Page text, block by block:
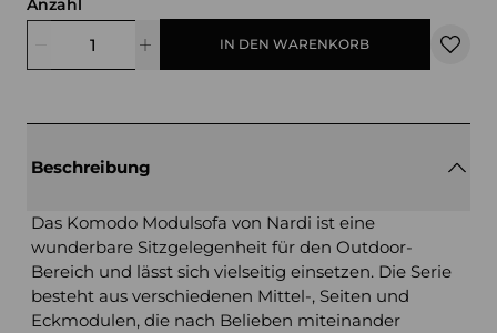
IN DEN WARENKORB
Beschreibung
Das Komodo Modulsofa von Nardi ist eine
wunderbare Sitzgelegenheit für den Outdoor-
Bereich und lässt sich vielseitig einsetzen. Die Serie
besteht aus verschiedenen Mittel-, Seiten und
Eckmodulen, die nach Belieben miteinander